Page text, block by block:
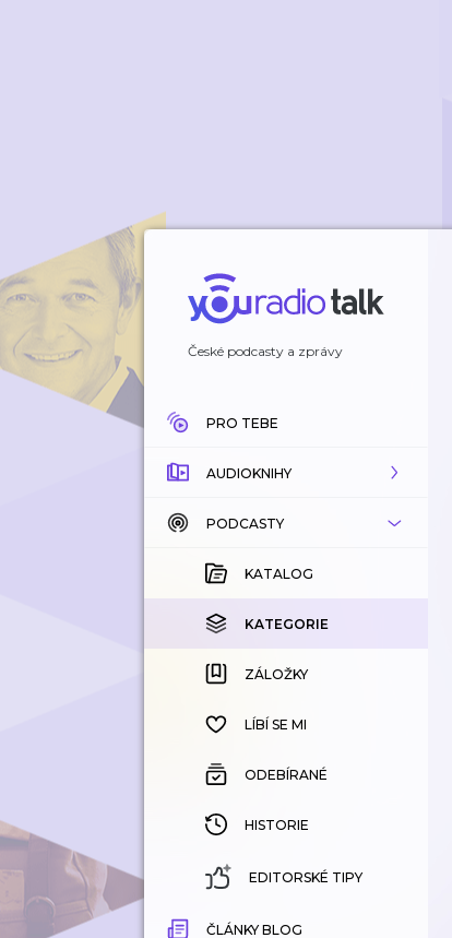
České podcasty a zprávy
PRO TEBE
AUDIOKNIHY
KATALOG
KOUPENÉ
KATEGORIE
ZÁLOŽKY
HISTORIE
PODCASTY
KATALOG
KATEGORIE
ZÁLOŽKY
LÍBÍ SE MI
ODEBÍRANÉ
HISTORIE
EDITORSKÉ TIPY
ČLÁNKY BLOG